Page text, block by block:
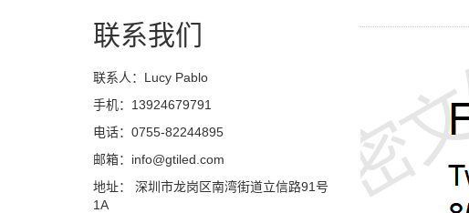
联系我们
联系人：Lucy Pablo
手机：13924679791
电话：0755-82244895
邮箱：info@gtiled.com
地址： 深圳市龙岗区南湾街道立信路91号
1A